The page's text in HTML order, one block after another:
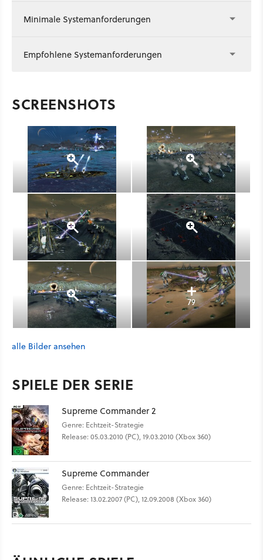
Minimale Systemanforderungen
Empfohlene Systemanforderungen
SCREENSHOTS
79
alle Bilder ansehen
SPIELE DER SERIE
Supreme Commander 2
Genre: Echtzeit-Strategie
Release: 05.03.2010 (PC), 19.03.2010 (Xbox 360)
Supreme Commander
Genre: Echtzeit-Strategie
Release: 13.02.2007 (PC), 12.09.2008 (Xbox 360)